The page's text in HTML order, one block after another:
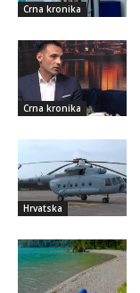
Crna kronika
Crna kronika
Hrvatska